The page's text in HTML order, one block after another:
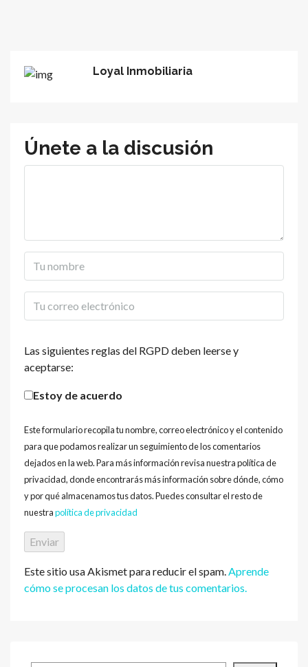
Loyal Inmobiliaria
Únete a la discusión
Las siguientes reglas del RGPD deben leerse y
aceptarse:
Estoy de acuerdo
Este formulario recopila tu nombre, correo electrónico y el contenido
para que podamos realizar un seguimiento de los comentarios
dejados en la web. Para más información revisa nuestra política de
privacidad, donde encontrarás más información sobre dónde, cómo
y por qué almacenamos tus datos. Puedes consultar el resto de
nuestrapolítica de privacidad
Este sitio usa Akismet para reducir el spam.Aprende
cómo se procesan los datos de tus comentarios.